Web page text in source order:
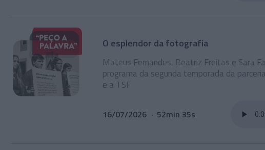
O esplendor da fotografia
Mateus Fernandes, Beatriz Freitas e Sara
programa da segunda temporada da
e a TSF
16/07/2026 52min 35s